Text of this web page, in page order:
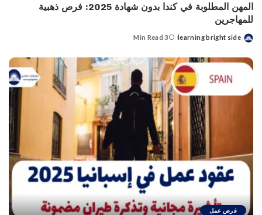
المهن المطلوبة في كندا بدون شهادة 2025: فرص ذهبية
للمهاجرين
Posted
learning bright side
3 Min Read
فرص عمل